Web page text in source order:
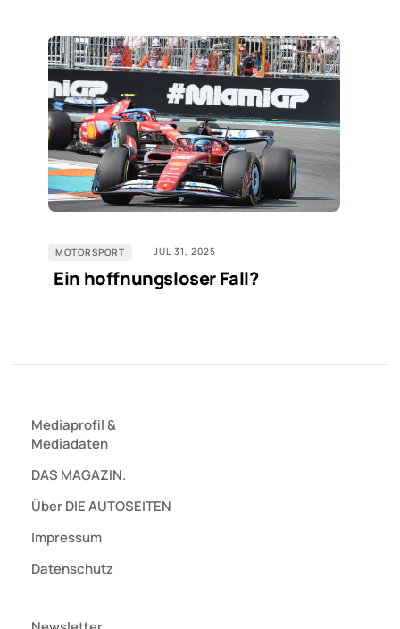
MOTORSPORT JUL 31, 2025
Ein hoffnungsloser Fall?
Mediaprofil&
Mediadaten
DAS MAGAZIN.
Über DIE AUTOSEITEN
Impressum
Datenschutz